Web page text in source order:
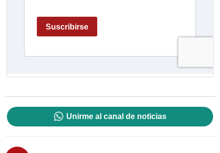
Unirme al canal de noticias